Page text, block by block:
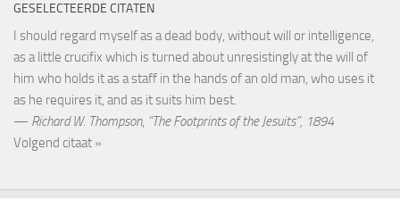
GESELECTEERDE CITATEN
I should regard myself as a dead body, without will or intelligence,
as a little crucifix which is turned about unresistingly at the will of
him who holds it as a staff in the hands of an old man, who uses it
as he requires it, and as it suits him best.
— Richard W. Thompson, “The Footprints of the Jesuits”, 1894
Volgend citaat »